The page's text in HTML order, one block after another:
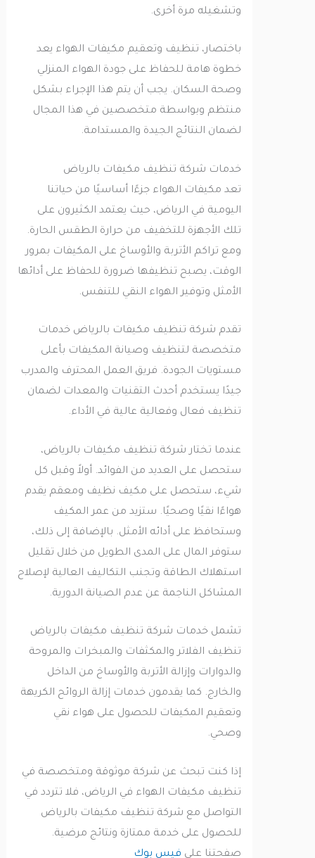
وتشغيله مرة أخرى.
باختصار، تنظيف وتعقيم مكيفات الهواء يعد
خطوة هامة للحفاظ على جودة الهواء المنزلي
وصحة السكان. يجب أن يتم هذا الإجراء بشكل
منتظم وبواسطة متخصصين في هذا المجال
لضمان النتائج الجيدة والمستدامة.
خدمات شركة تنظيف مكيفات بالرياض
تعد مكيفات الهواء جزءًا أساسيًا من حياتنا
اليومية في الرياض، حيث يعتمد الكثيرون على
تلك الأجهزة للتخفيف من حرارة الطقس الحارة.
ومع تراكم الأتربة والأوساخ على المكيفات بمرور
الوقت، يصبح تنظيفها ضرورة للحفاظ على أدائها
الأمثل وتوفير الهواء النقي للتنفس.
تقدم شركة تنظيف مكيفات بالرياض خدمات
متخصصة لتنظيف وصيانة المكيفات بأعلى
مستويات الجودة. فريق العمل المحترف والمدرب
جيدًا يستخدم أحدث التقنيات والمعدات لضمان
تنظيف فعال وفعالية عالية في الأداء.
عندما تختار شركة تنظيف مكيفات بالرياض،
ستحصل على العديد من الفوائد. أولاً وقبل كل
شيء، ستحصل على مكيف نظيف ومعقم يقدم
هواءًا نقيًا وصحيًا. ستزيد من عمر المكيف
وستحافظ على أدائه الأمثل. بالإضافة إلى ذلك،
ستوفر المال على المدى الطويل من خلال تقليل
استهلاك الطاقة وتجنب التكاليف العالية لإصلاح
المشاكل الناجمة عن عدم الصيانة الدورية.
تشمل خدمات شركة تنظيف مكيفات بالرياض
تنظيف الفلاتر والمكثفات والمبخرات والمروحة
والدوارات وإزالة الأتربة والأوساخ من الداخل
والخارج. كما يقدمون خدمات إزالة الروائح الكريهة
وتعقيم المكيفات للحصول على هواء نقي
وصحي.
إذا كنت تبحث عن شركة موثوقة ومتخصصة في
تنظيف مكيفات الهواء في الرياض، فلا تتردد في
التواصل مع شركة تنظيف مكيفات بالرياض
للحصول على خدمة ممتازة ونتائج مرضية.
صفحتنا علي فيس بوك